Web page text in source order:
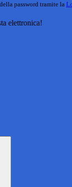
password tramite la
elettronica!